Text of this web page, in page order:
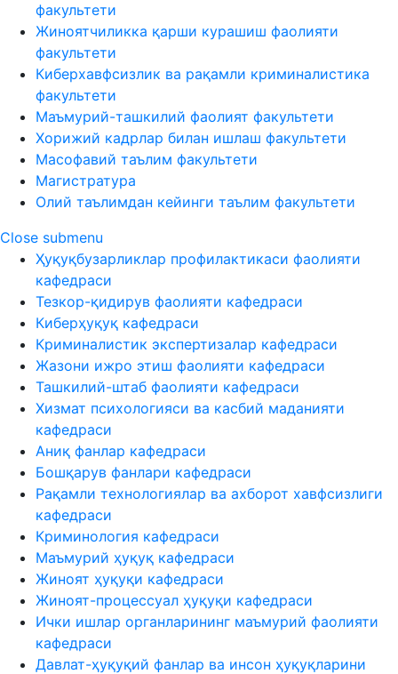
факультети
Жиноятчиликка қарши курашиш фаолияти
факультети
Киберхавфсизлик ва рақамли криминалистика
факультети
Маъмурий-ташкилий фаолият факультети
Хорижий кадрлар билан ишлаш факультети
Масофавий таълим факультети
Магистратура
Олий таълимдан кейинги таълим факультети
Close submenu
Ҳуқуқбузарликлар профилактикаси фаолияти
кафедраси
Тезкор-қидирув фаолияти кафедраси
Киберҳуқуқ кафедраси
Криминалистик экспертизалар кафедраси
Жазони ижро этиш фаолияти кафедраси
Ташкилий-штаб фаолияти кафедраси
Хизмат психологияси ва касбий маданияти
кафедраси
Аниқ фанлар кафедраси
Бошқарув фанлари кафедраси
Рақамли технологиялар ва ахборот хавфсизлиги
кафедраси
Криминология кафедраси
Маъмурий ҳуқуқ кафедраси
Жиноят ҳуқуқи кафедраси
Жиноят-процессуал ҳуқуқи кафедраси
Ички ишлар органларининг маъмурий фаолияти
кафедраси
Давлат-ҳуқуқий фанлар ва инсон ҳуқуқларини